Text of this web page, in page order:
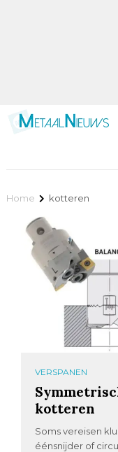
Home kotteren
VERSPANEN
kotteren
Soms vereisen
éénsnijder of